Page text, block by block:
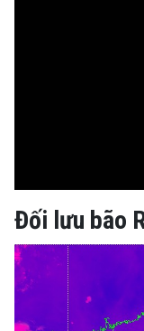
Đối lưu bão